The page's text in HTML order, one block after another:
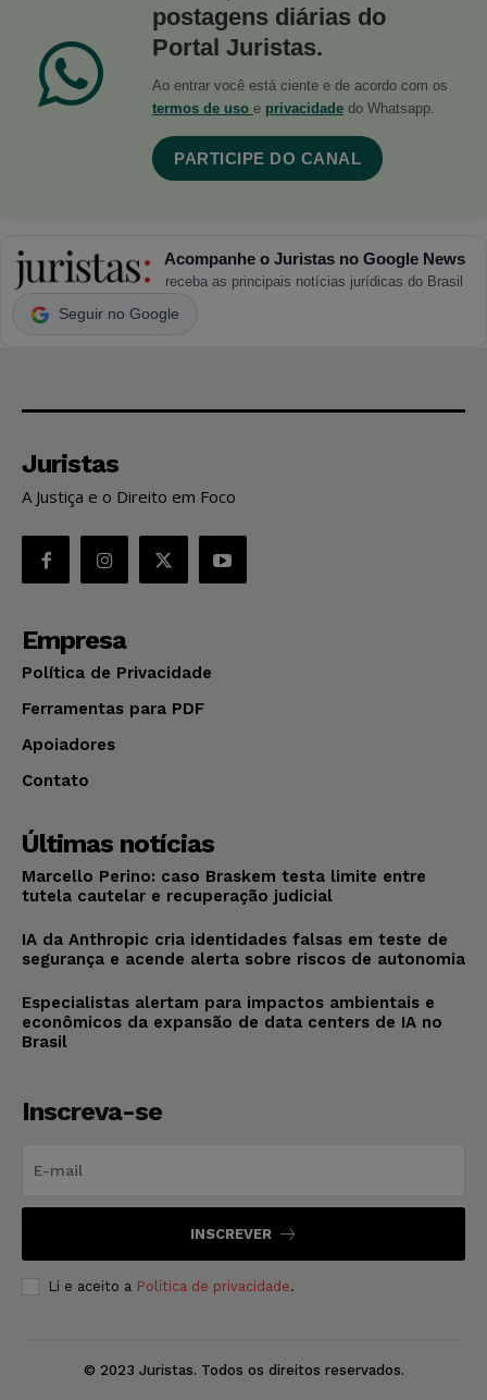
postagens diárias do
Portal Juristas.
Ao entrar você está ciente e de acordo com os
termos de uso e privacidade do Whatsapp.
PARTICIPE DO CANAL
Acompanhe o Juristas no Google News
receba as principais notícias jurídicas do Brasil
Seguir no Google
Juristas
A Justiça e o Direito em Foco
Empresa
Política de Privacidade
Ferramentas para PDF
Apoiadores
Contato
Últimas notícias
Marcello Perino: caso Braskem testa limite entre
tutela cautelar e recuperação judicial
IA da Anthropic cria identidades falsas em teste de
segurança e acende alerta sobre riscos de autonomia
Especialistas alertam para impactos ambientais e
econômicos da expansão de data centers de IA no
Brasil
Inscreva-se
INSCREVER
Li e aceito a Política de privacidade.
© 2023 Juristas. Todos os direitos reservados.